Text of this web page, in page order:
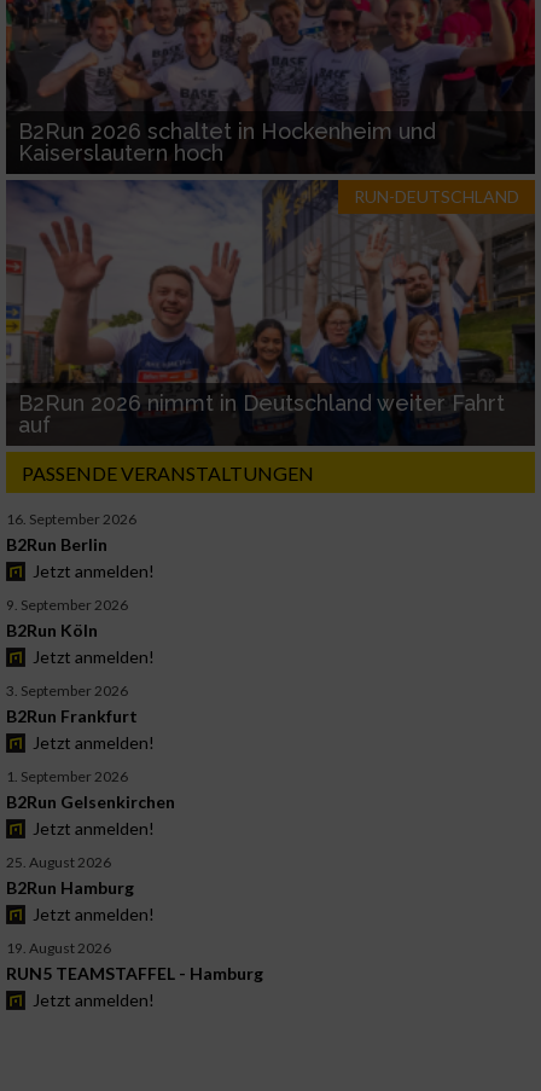
B2Run 2026 schaltet in Hockenheim und
Kaiserslautern hoch
RUN-DEUTSCHLAND
B2Run 2026 nimmt in Deutschland weiter Fahrt
auf
PASSENDE VERANSTALTUNGEN
16. September 2026
B2Run Berlin
Jetzt anmelden!
9. September 2026
B2Run Köln
Jetzt anmelden!
3. September 2026
B2Run Frankfurt
Jetzt anmelden!
1. September 2026
B2Run Gelsenkirchen
Jetzt anmelden!
25. August 2026
B2Run Hamburg
Jetzt anmelden!
19. August 2026
RUN5 TEAMSTAFFEL - Hamburg
Jetzt anmelden!